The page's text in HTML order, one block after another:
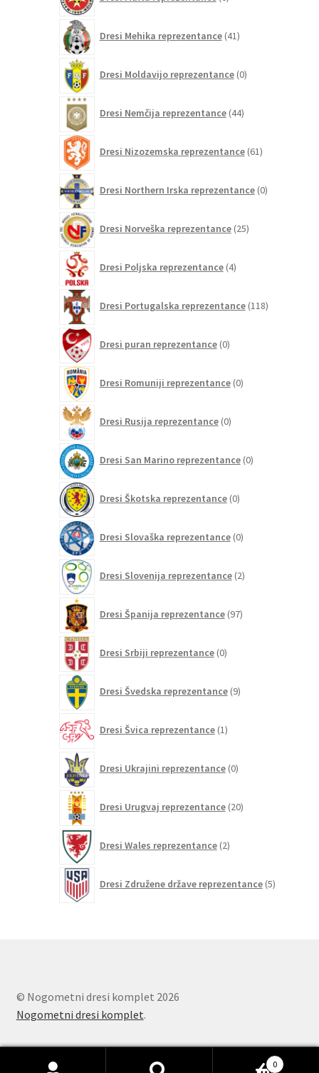
izdelkov
Dresi Mehika reprezentance 41izdelkov
Dresi Moldavijo reprezentance 0izdelkov
Dresi Nemčija reprezentance 44izdelkov
Dresi Nizozemska reprezentance 61izdelkov
Dresi Northern Irska reprezentance 0izdelkov
Dresi Norveška reprezentance 25izdelkov
Dresi Poljska reprezentance 4izdelki
Dresi Portugalska reprezentance 118izdelkov
Dresi puran reprezentance 0izdelkov
Dresi Romuniji reprezentance 0izdelkov
Dresi Rusija reprezentance 0izdelkov
Dresi San Marino reprezentance 0izdelkov
Dresi Škotska reprezentance 0izdelkov
Dresi Slovaška reprezentance 0izdelkov
Dresi Slovenija reprezentance 2izdelka
Dresi Španija reprezentance 97izdelkov
Dresi Srbiji reprezentance 0izdelkov
Dresi Švedska reprezentance 9izdelkov
Dresi Švica reprezentance 1izdelek
Dresi Ukrajini reprezentance 0izdelkov
Dresi Urugvaj reprezentance 20izdelkov
Dresi Wales reprezentance 2izdelka
Dresi Združene države reprezentance 5izdelkov
© Nogometni dresi komplet 2026
Nogometni dresi komplet.
0